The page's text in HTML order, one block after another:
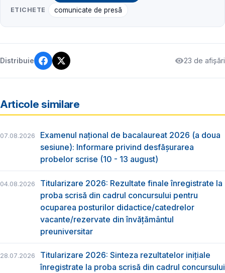
ETICHETE comunicate de presă
Distribuie 23 de afișări
Articole similare
07.08.2026
Examenul național de bacalaureat 2026 (a doua
sesiune): Informare privind desfășurarea
probelor scrise (10 - 13 august)
04.08.2026
Titularizare 2026: Rezultate finale înregistrate la
proba scrisă din cadrul concursului pentru
ocuparea posturilor didactice/catedrelor
vacante/rezervate din învăţământul
preuniversitar
28.07.2026
Titularizare 2026: Sinteza rezultatelor inițiale
înregistrate la proba scrisă din cadrul concursului